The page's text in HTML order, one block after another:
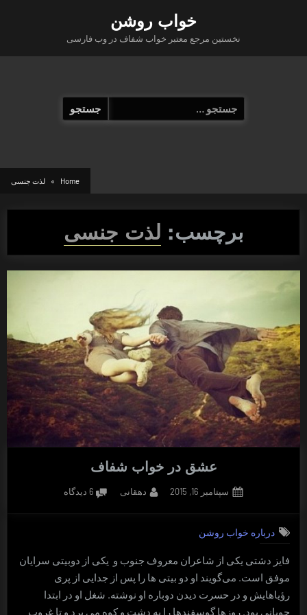
خواب روشن
نخستین مرجع معتبر خواب شفاف در وب فارسی
جستجو
برای:
Home لذت جنسی
برچسب: لذت جنسی
عشق در خواب شفاف
Posted
سپتامبر 16, 2015 By
دهقانی 6 دیدگاه
برای
درباره خواب روشن
فایز دشتی یکی از شاعران معروف جنوب و یکی از دوبیتی سرایان
موفق است. می‌گویند او دو بیتی ها را پس از جدایی از پری
رؤیاهایش و در حسرت دیدن دوباره او نوشته. شغل او در ابتدا
چوپانی بود. روزها گوسفندها را به دشت و کوه می برد و تا غروب